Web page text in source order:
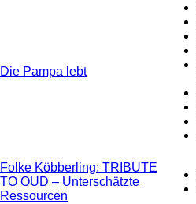
Die Pampa lebt
Folke Köbberling: TRIBUTE
TO OUD – Unterschätzte
Ressourcen